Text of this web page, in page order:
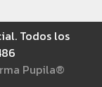
Todos los
Pupila®